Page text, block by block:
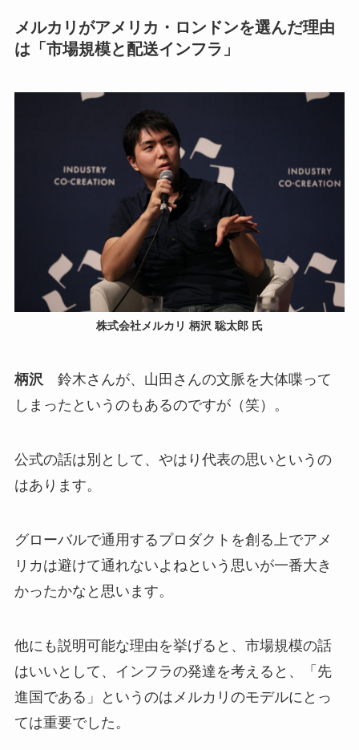
メルカリがアメリカ・ロンドンを選んだ理由
は「市場規模と配送インフラ」
株式会社メルカリ 柄沢 聡太郎 氏
柄沢 鈴木さんが、山田さんの文脈を大体喋って
しまったというのもあるのですが（笑）。
公式の話は別として、やはり代表の思いというの
はあります。
グローバルで通用するプロダクトを創る上でアメ
リカは避けて通れないよねという思いが一番大き
かったかなと思います。
他にも説明可能な理由を挙げると、市場規模の話
はいいとして、インフラの発達を考えると、「先
進国である」というのはメルカリのモデルにとっ
ては重要でした。